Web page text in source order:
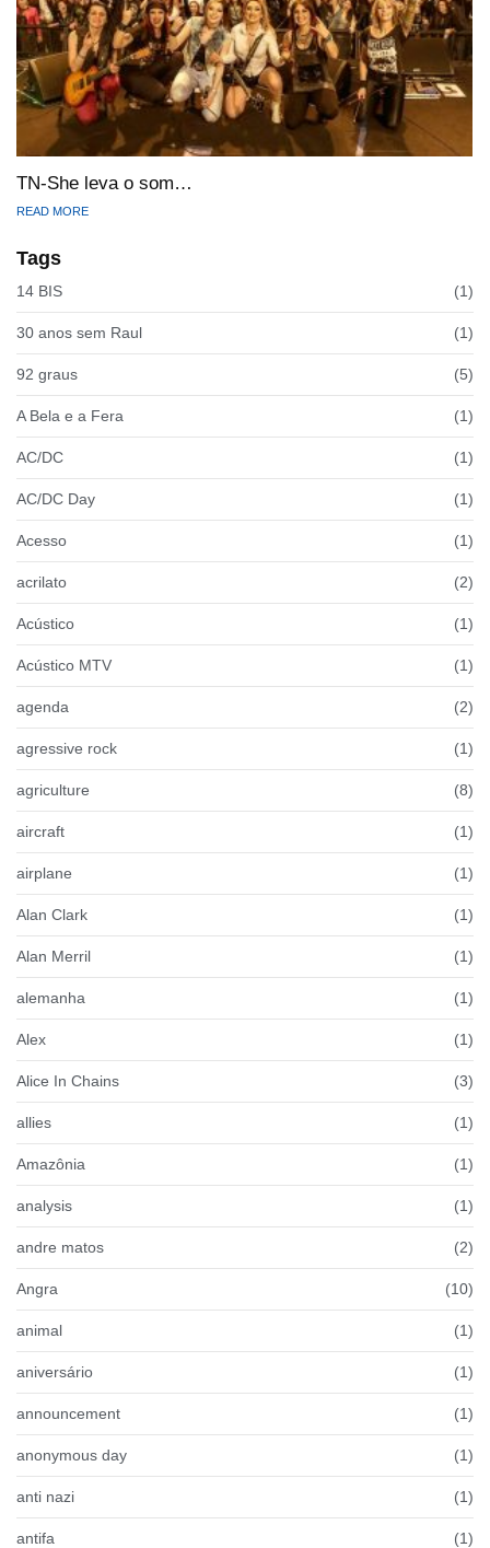
TN-She leva o som…
READ MORE
Tags
14 BIS (1)
30 anos sem Raul (1)
92 graus (5)
A Bela e a Fera (1)
AC/DC (1)
AC/DC Day (1)
Acesso (1)
acrilato (2)
Acústico (1)
Acústico MTV (1)
agenda (2)
agressive rock (1)
agriculture (8)
aircraft (1)
airplane (1)
Alan Clark (1)
Alan Merril (1)
alemanha (1)
Alex (1)
Alice In Chains (3)
allies (1)
Amazônia (1)
analysis (1)
andre matos (2)
Angra (10)
animal (1)
aniversário (1)
announcement (1)
anonymous day (1)
anti nazi (1)
antifa (1)